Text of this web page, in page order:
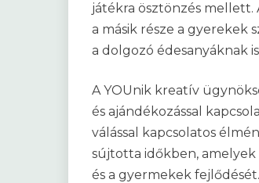
játékra ösztönzés mellett.
a másik része a gyerekek
a dolgozó édesanyáknak
A YOUnik kreatív
és ajándékozással
válással kapcsolatos
sújtotta időkben,
és a gyermekek